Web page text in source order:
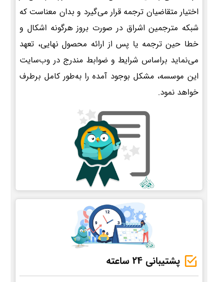
اختیار متقاضیان ترجمه قرار می‌گیرد و بدان معناست که
شبکه مترجمین اشراق در صورت بروز هرگونه اشکال و
خطا حین ترجمه یا پس از ارائه محصول نهایی، تعهد
می‌نماید براساس شرایط و ضوابط مندرج در وب‌سایت
این موسسه، مشکل بوجود آمده را به‌طور کامل برطرف
خواهد نمود.
پشتیبانی 24 ساعته